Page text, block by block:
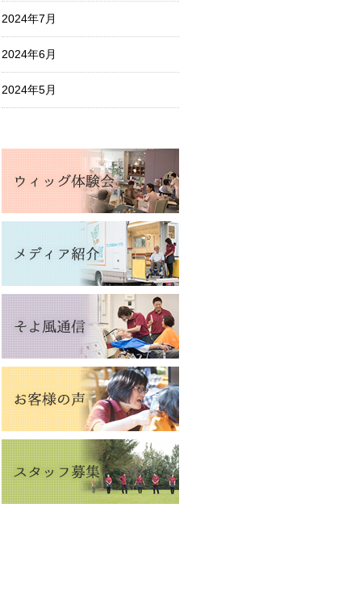
2024年7月
2024年6月
2024年5月